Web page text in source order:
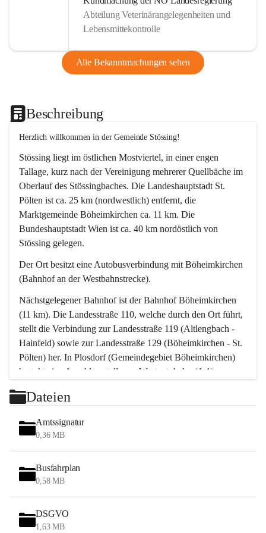
Abteilung Veterinärangelegenheiten und
Lebensmittekontrolle
Alle Bekanntmachungen sehen
Beschreibung
Herzlich willkommen in der Gemeinde Stössing!
Stössing liegt im östlichen Mostviertel, in einer engen
Tallage, kurz nach der Vereinigung mehrerer Quellbäche im
Oberlauf des Stössingbaches. Die Landeshauptstadt St.
Pölten ist ca. 25 km (nordwestlich) entfernt, die
Marktgemeinde Böheimkirchen ca. 11 km. Die
Bundeshauptstadt Wien ist ca. 40 km nordöstlich von
Stössing gelegen.
Der Ort besitzt eine Autobusverbindung mit Böheimkirchen
(Bahnhof an der Westbahnstrecke).
Nächstgelegener Bahnhof ist der Bahnhof Böheimkirchen
(11 km). Die Landesstraße 110, welche durch den Ort führt,
stellt die Verbindung zur Landesstraße 119 (Altlengbach -
Hainfeld) sowie zur Landesstraße 129 (Böheimkirchen - St.
Pölten) her. In Plosdorf (Gemeindegebiet Böheimkirchen)
besteht eine Anschlussstelle zur Westautobahn (A 1).
Wien erreicht man in ca. 45 Minuten.
Stössing zählt noch zum Naherholungsraum Wien sowie
zum Naherholungsraum St. Pölten. Viele Bauernhöfe hatten
„ihre Wiener“. Seit 1960 bauten viele Wiener
Wochenendhäuser im Gemeindegebiet. Wegen des
waldreichen Jagdgebietes haben viele Jagdpächter ihre
Das Wandern ist aus touristischer Sicht die bedeutendste
Tätigkeit. Das hügelige Gebiet mit Wanderwegen durch
Dateien
Amtssignatur
0,36 MB
Busfahrplan
0,58 MB
DSGVO
1,63 MB